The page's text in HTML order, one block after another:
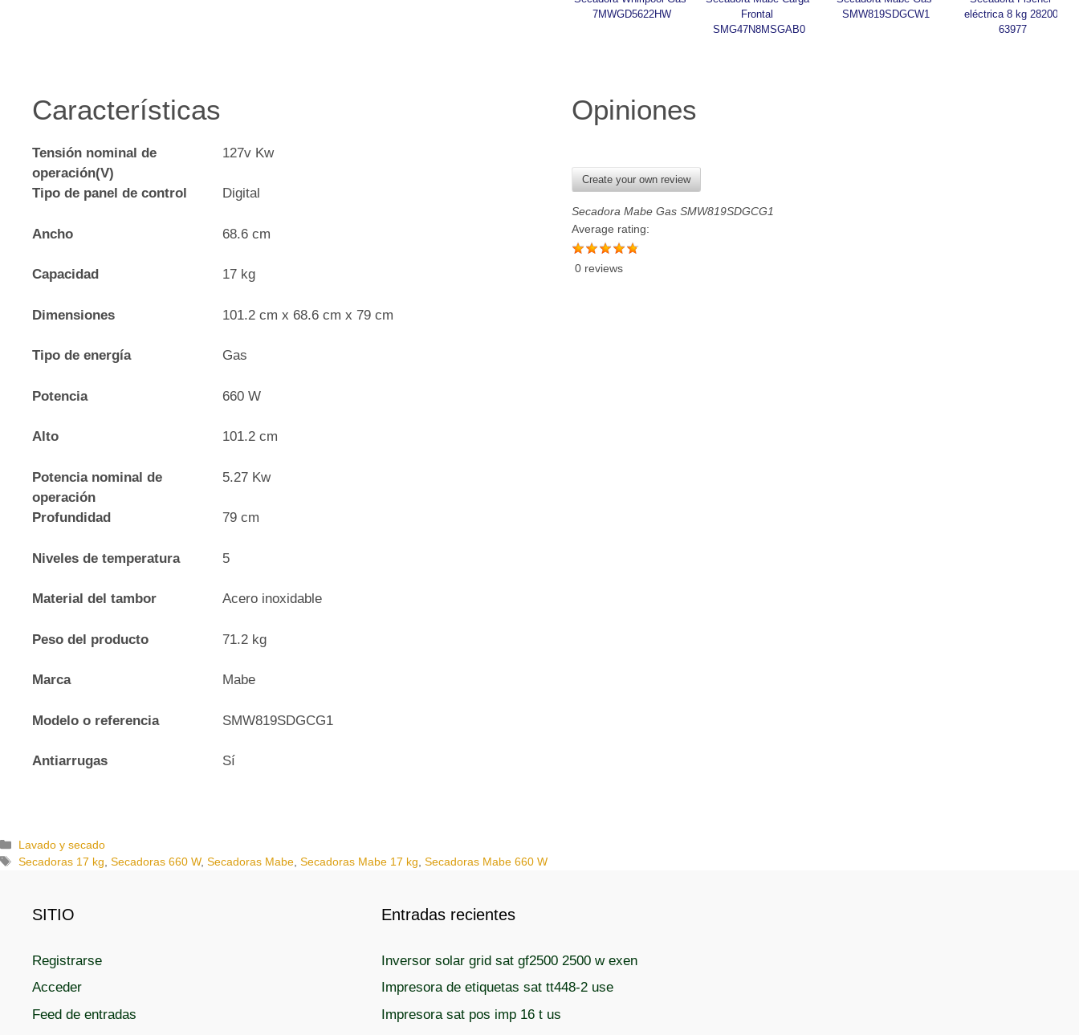
7MWGD5622HW
Frontal
SMG47N8MSGAB0
SMW819SDGCW1
eléctrica 8 kg 28200-
63977
Características
Tensión nominal de
operación(V)
127v Kw
Tipo de panel de control Digital
Ancho 68.6 cm
Capacidad 17 kg
Dimensiones 101.2 cm x 68.6 cm x 79 cm
Tipo de energía Gas
Potencia 660 W
Alto 101.2 cm
Potencia nominal de
operación
5.27 Kw
Profundidad 79 cm
Niveles de temperatura 5
Material del tambor Acero inoxidable
Peso del producto 71.2 kg
Marca Mabe
Modelo o referencia SMW819SDGCG1
Antiarrugas Sí
Opiniones
Create your own review
Secadora Mabe Gas SMW819SDGCG1
Average rating:
0 reviews
C
a
Lavado y secado
E
Secadoras 17 kg ,Secadoras 660 W,Secadoras Mabe ,Secadoras Mabe 17 kg ,Secadoras Mabe 660 W
SITIO
Registrarse
Acceder
Feed de entradas
Entradas recientes
Inversor solar grid sat gf2500 2500 w exen
Impresora de etiquetas sat tt448-2 use
Impresora sat pos imp 16 t us